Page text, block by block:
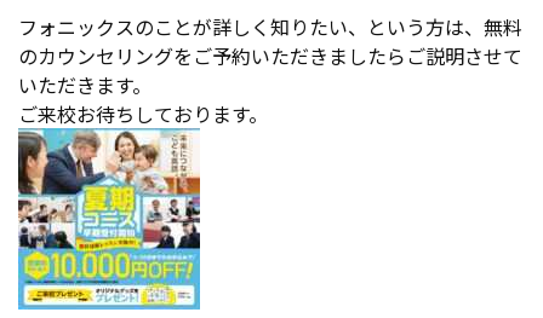
フォニックスのことが詳しく知りたい、という方は、無料
のカウンセリングをご予約いただきましたらご説明させて
いただきます。
ご来校お待ちしております。